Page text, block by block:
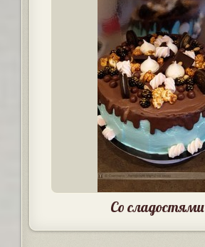
Со сладостями